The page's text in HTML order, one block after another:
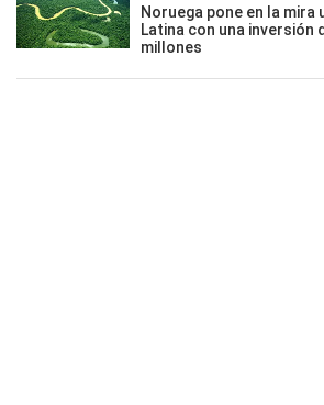
Noruega pone en la mira
Latina con una inversión
millones